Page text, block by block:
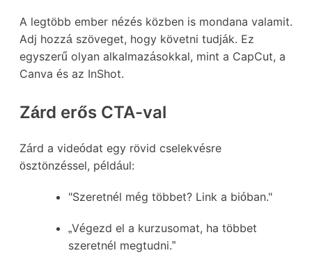
A legtöbb ember nézés közben is mondana valamit.
Adj hozzá szöveget, hogy követni tudják. Ez
egyszerű olyan alkalmazásokkal, mint a CapCut, a
Canva és az InShot.
Zárd erős CTA-val
Zárd a videódat egy rövid cselekvésre
ösztönzéssel, például:
"Szeretnél még többet? Link a bióban."
„Végezd el a kurzusomat, ha többet
szeretnél megtudni.”